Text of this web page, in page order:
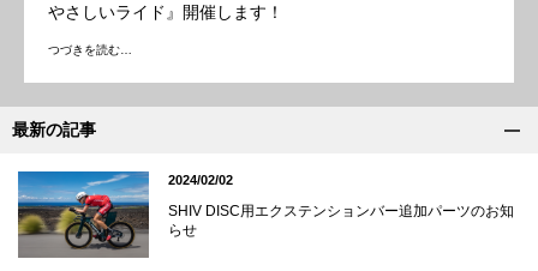
やさしいライド』開催します！
つづきを読む…
最新の記事
2024/02/02
SHIV DISC用エクステンションバー追加パーツのお知
らせ